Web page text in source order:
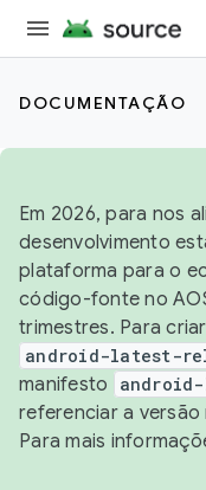
DOCUMENTAÇÃO
Em 2026, para nos
desenvolvimento
plataforma para o
código-fonte no
trimestres. Para
android-latest-
manifesto
referenciar a versão
Para mais